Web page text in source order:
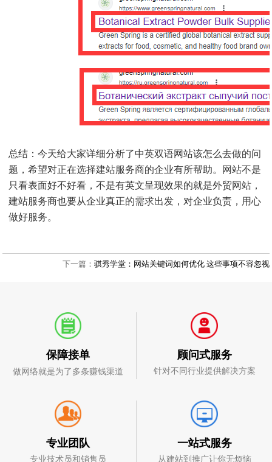
总结：今天给大家详细分析了中英双语网站该怎么去做的问
题，希望对正在选择建站服务商的企业有所帮助。网站不是
只看表面好不好看，不是有英文呈现效果的就是外贸网站，
建站服务商也要从企业真正的需求出发，对企业负责，用心
做好服务。
下一篇： 骐秀学堂：网站关键词如何优化 这些事项不容忽视
保障接单
做网络就是为了多条赚钱渠道
顾问式服务
针对不同行业提供解决方案
专业团队
专业技术员和销售员
一站式服务
从建站到推广让你无烦恼